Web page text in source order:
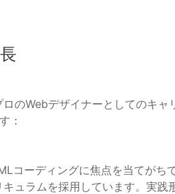
のWebデザイナーとしてのキ
：
コーディングに焦点を当てが
ュラムを採用しています。実践